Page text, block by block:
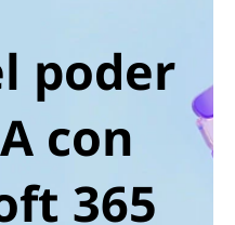
poder
con
365